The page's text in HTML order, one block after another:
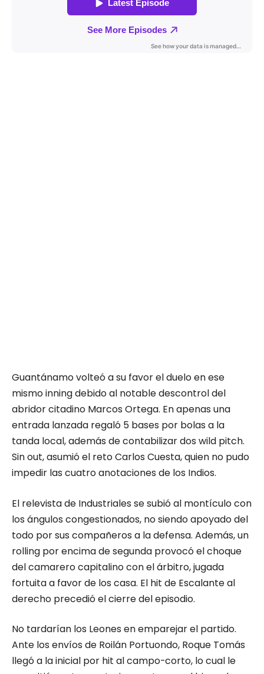
Guantánamo volteó a su favor el duelo en ese
mismo inning debido al notable descontrol del
abridor citadino Marcos Ortega. En apenas una
entrada lanzada regaló 5 bases por bolas a la
tanda local, además de contabilizar dos wild pitch.
Sin out, asumió el reto Carlos Cuesta, quien no pudo
impedir las cuatro anotaciones de los Indios.
El relevista de Industriales se subió al montículo con
los ángulos congestionados, no siendo apoyado del
todo por sus compañeros a la defensa. Además, un
rolling por encima de segunda provocó el choque
del camarero capitalino con el árbitro, jugada
fortuita a favor de los casa. El hit de Escalante al
derecho precedió el cierre del episodio.
No tardarían los Leones en emparejar el partido.
Ante los envíos de Roilán Portuondo, Roque Tomás
llegó a la inicial por hit al campo-corto, lo cual le